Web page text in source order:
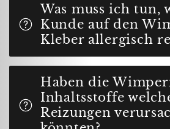
Was muss ich tun,
Kunde auf den
Kleber allergisch
Haben die
Inhaltsstoffe
Reizungen